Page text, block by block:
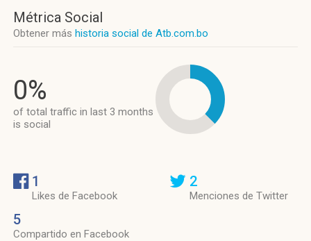
Métrica Social
Obtener más historia social de Atb.com.bo
0%
of total traffic in last 3 months
is social
1
Likes de Facebook
5
Compartido en Facebook
2
Menciones de Twitter